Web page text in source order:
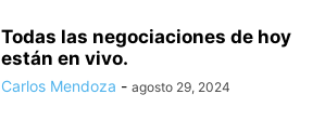
Todas las negociaciones de hoy
están en vivo.
Carlos Mendoza - agosto 29, 2024